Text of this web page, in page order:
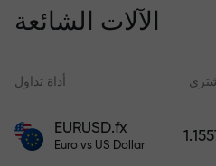
لك مضاعفة أرباحك
خلال ستة أشهر. تداول
الآلات الشائعة
أداة تداول
EURUSD.fx
Euro vs US Dollar